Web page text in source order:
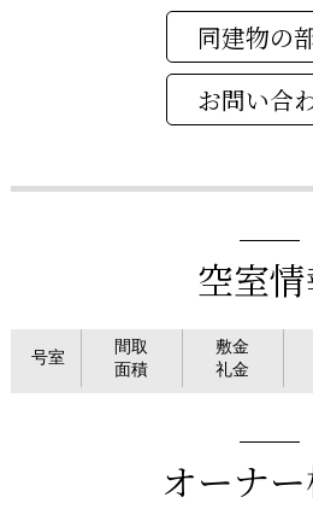
同建物の
空室
号室
間取
面積
敷金
礼金
オーナ